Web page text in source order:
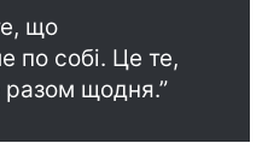
що
по собі. Це те,
щодня.”